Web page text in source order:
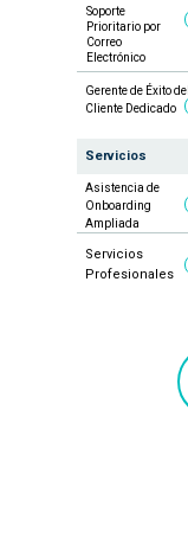
Soporte
Prioritario por
Correo
Electrónico
Gerente de Éxito del
Cliente Dedicado
Asistencia de
Onboarding
Ampliada
Servicios
Profesionales
Servicios